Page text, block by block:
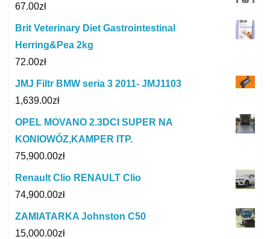
67.00zł
Brit Veterinary Diet Gastrointestinal
Herring&Pea 2kg
72.00zł
JMJ Filtr BMW seria 3 2011- JMJ1103
1,639.00zł
OPEL MOVANO 2.3DCI SUPER NA
KONIOWÓZ,KAMPER ITP.
75,900.00zł
Renault Clio RENAULT Clio
74,900.00zł
ZAMIATARKA Johnston C50
15,000.00zł